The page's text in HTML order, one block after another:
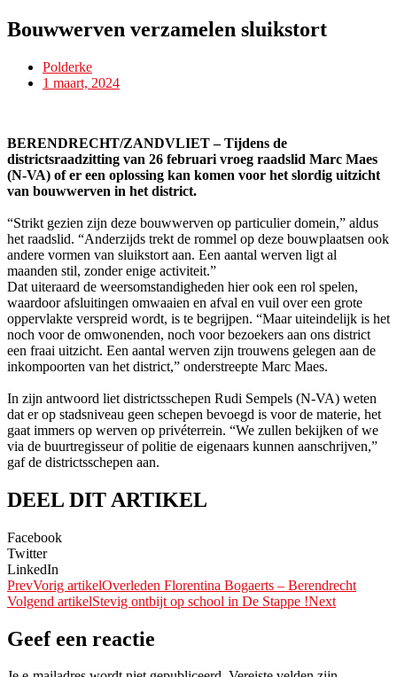
Bouwwerven verzamelen sluikstort
Polderke
1 maart, 2024
BERENDRECHT/ZANDVLIET – Tijdens de
districtsraadzitting van 26 februari vroeg raadslid Marc Maes
(N-VA) of er een oplossing kan komen voor het slordig uitzicht
van bouwwerven in het district.
“Strikt gezien zijn deze bouwwerven op particulier domein,” aldus
het raadslid. “Anderzijds trekt de rommel op deze bouwplaatsen ook
andere vormen van sluikstort aan. Een aantal werven ligt al
maanden stil, zonder enige activiteit.”
Dat uiteraard de weersomstandigheden hier ook een rol spelen,
waardoor afsluitingen omwaaien en afval en vuil over een grote
oppervlakte verspreid wordt, is te begrijpen. “Maar uiteindelijk is het
noch voor de omwonenden, noch voor bezoekers aan ons district
een fraai uitzicht. Een aantal werven zijn trouwens gelegen aan de
inkompoorten van het district,” onderstreepte Marc Maes.
In zijn antwoord liet districtsschepen Rudi Sempels (N-VA) weten
dat er op stadsniveau geen schepen bevoegd is voor de materie, het
gaat immers op werven op privéterrein. “We zullen bekijken of we
via de buurtregisseur of politie de eigenaars kunnen aanschrijven,”
gaf de districtsschepen aan.
DEEL DIT ARTIKEL
Facebook
Twitter
LinkedIn
PrevVorig artikelOverleden Florentina Bogaerts – Berendrecht
Volgend artikelStevig ontbijt op school in De Stappe !Next
Geef een reactie